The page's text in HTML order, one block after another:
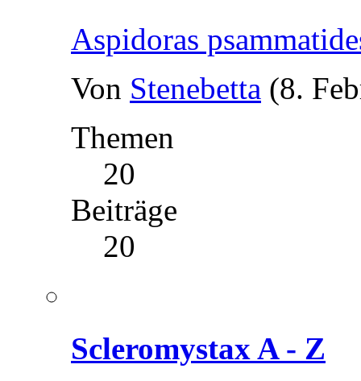
Aspidoras
Von Stenebetta (8.
Themen
20
Beiträge
20
Scleromystax A - Z